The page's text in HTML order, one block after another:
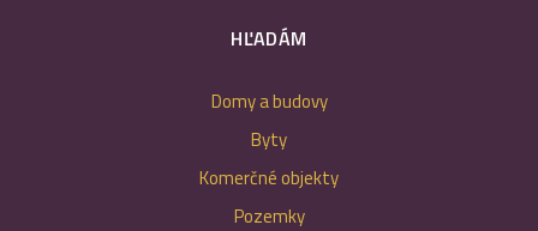
HĽADÁM
Domy a budovy
Byty
Komerčné objekty
Pozemky